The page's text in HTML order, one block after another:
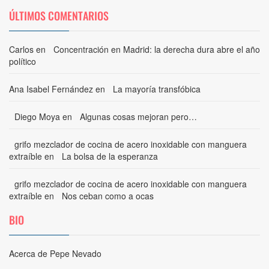
ÚLTIMOS COMENTARIOS
Carlos en
Concentración en Madrid: la derecha dura abre el año
político
Ana Isabel Fernández en La mayoría transfóbica
Diego Moya en Algunas cosas mejoran pero…
grifo mezclador de cocina de acero inoxidable con manguera
extraíble en La bolsa de la esperanza
grifo mezclador de cocina de acero inoxidable con manguera
extraíble en Nos ceban como a ocas
BIO
Acerca de Pepe Nevado